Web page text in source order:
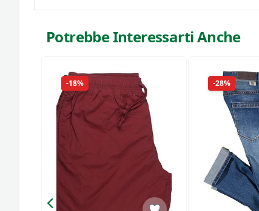
Potrebbe Interessarti Anche
-18% -28%